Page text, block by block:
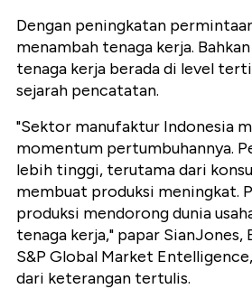
Dengan peningkatan
menambah tenaga kerja.
tenaga kerja berada di level
sejarah pencatatan.
"Sektor manufaktur Indonesia
momentum pertumbuhannya.
lebih tinggi, terutama dari
membuat produksi meningkat.
produksi mendorong dunia
tenaga kerja," papar SianJones,
S&P Global Market
dari keterangan tertulis.